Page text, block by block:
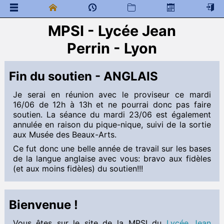
MPSI - Lycée Jean
Perrin - Lyon
Documents généraux
Mathématiques
Programme de colles
Documents à télécharger
Physique Chimie
Programme de colles
Documents à télécharger
Sciences de l'ingénieur
Documents à télécharger
Informatique commune
Documents à télécharger
Documents à télécharger
AUDIO-TEXTS - KHOLLES
Fin du soutien - ANGLAIS
Je serai en réunion avec le proviseur ce mardi
16/06 de 12h à 13h et ne pourrai donc pas faire
soutien. La séance du mardi 23/06 est également
annulée en raison du pique-nique, suivi de la sortie
aux Musée des Beaux-Arts.
Ce fut donc une belle année de travail sur les bases
de la langue anglaise avec vous: bravo aux fidèles
(et aux moins fidèles) du soutien!!!
Bienvenue !